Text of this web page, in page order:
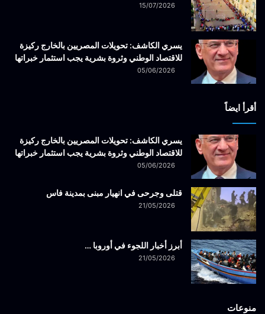
15/07/2026
يسري الكاشف: تحويلات المصريين بالخارج ركيزة
للاقتصاد الوطني وثروة بشرية يجب استثمار خبراتها
05/06/2026
أقرأ ايضاً
يسري الكاشف: تحويلات المصريين بالخارج ركيزة
للاقتصاد الوطني وثروة بشرية يجب استثمار خبراتها
05/06/2026
قتلى وجرحى في انهيار مبنى بمدينة فاس
21/05/2026
أبرز أخبار اللجوء في أوروبا …
21/05/2026
منوعات